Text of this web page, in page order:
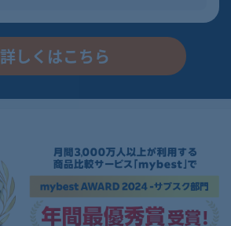
詳しくはこちら